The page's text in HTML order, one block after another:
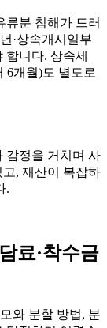
류분 침해가 드러
·상속개시일부
니다. 상속세
6개월)도 별도로
감정을 거치며 사
, 재산이 복잡하
.
료·착수금
와 분할 방법, 분